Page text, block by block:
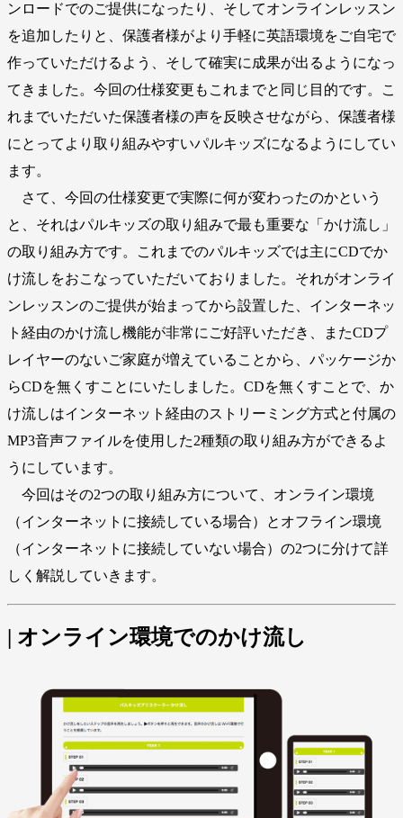
ンロードでのご提供になったり、そしてオンラインレッスン
を追加したりと、保護者様がより手軽に英語環境をご自宅で
作っていただけるよう、そして確実に成果が出るようになっ
てきました。今回の仕様変更もこれまでと同じ目的です。こ
れまでいただいた保護者様の声を反映させながら、保護者様
にとってより取り組みやすいパルキッズになるようにしてい
ます。
さて、今回の仕様変更で実際に何が変わったのかという
と、それはパルキッズの取り組みで最も重要な「かけ流し」
の取り組み方です。これまでのパルキッズでは主にCDでか
け流しをおこなっていただいておりました。それがオンライ
ンレッスンのご提供が始まってから設置した、インターネッ
ト経由のかけ流し機能が非常にご好評いただき、またCDプ
レイヤーのないご家庭が増えていることから、パッケージか
らCDを無くすことにいたしました。CDを無くすことで、か
け流しはインターネット経由のストリーミング方式と付属の
MP3音声ファイルを使用した2種類の取り組み方ができるよ
うにしています。
今回はその2つの取り組み方について、オンライン環境
（インターネットに接続している場合）とオフライン環境
（インターネットに接続していない場合）の2つに分けて詳
しく解説していきます。
| オンライン環境でのかけ流し